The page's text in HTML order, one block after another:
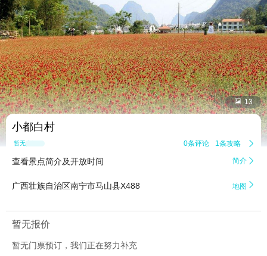
 13
小都白村
暂无点评 0条评论 1条攻略 
查看景点简介及开放时间 简介 
广西壮族自治区南宁市马山县X488 地图 
暂无报价
暂无门票预订，我们正在努力补充
